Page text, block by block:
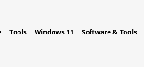
Tools Windows 11 Software & Tools